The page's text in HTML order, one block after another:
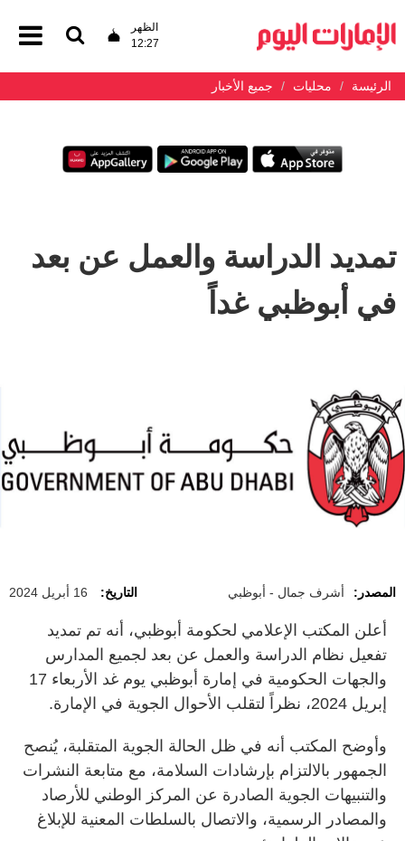
الظهر
12:27
الرئيسة محليات جميع الأخبار
تمديد الدراسة والعمل عن بعد
في أبوظبي غداً
المصدر: أشرف جمال - أبوظبي التاريخ: 16 أبريل 2024
أعلن المكتب الإعلامي لحكومة أبوظبي، أنه تم تمديد
تفعيل نظام الدراسة والعمل عن بعد لجميع المدارس
والجهات الحكومية في إمارة أبوظبي يوم غد الأربعاء 17
إبريل 2024، نظراً لتقلب الأحوال الجوية في الإمارة
.
وأوضح المكتب أنه في ظل الحالة الجوية المتقلبة، يُنصح
الجمهور بالالتزام بإرشادات السلامة، مع متابعة النشرات
والتنبيهات الجوية الصادرة عن المركز الوطني للأرصاد
والمصادر الرسمية، والاتصال بالسلطات المعنية للإبلاغ